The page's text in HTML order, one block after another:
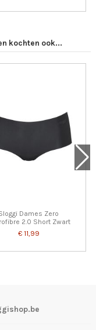
kochten ook...
Dames Zero
2.0 Short Zwart
€ 11,99